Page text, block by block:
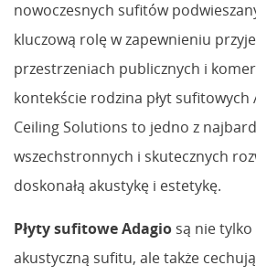
nowoczesnych sufitów
kluczową rolę w zapewnieniu
przestrzeniach publicznych i
kontekście rodzina płyt
Ceiling Solutions to jedno z
wszechstronnych i skutecznych
doskonałą akustykę i estetykę.
Płyty sufitowe Adagio są nie
akustyczną sufitu, ale także